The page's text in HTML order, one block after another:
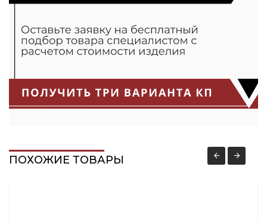
ПОХОЖИЕ ТОВАРЫ